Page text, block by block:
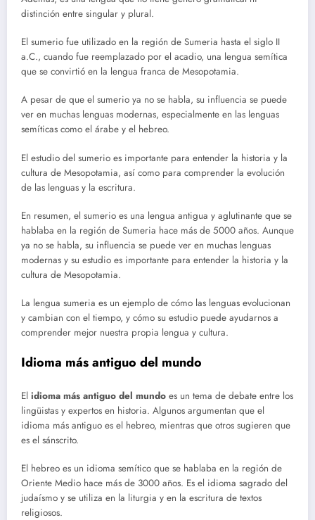
distinción entre singular y plural.
El sumerio fue utilizado en la región de Sumeria hasta el siglo II
a.C., cuando fue reemplazado por el acadio, una lengua semítica
que se convirtió en la lengua franca de Mesopotamia.
A pesar de que el sumerio ya no se habla, su influencia se puede
ver en muchas lenguas modernas, especialmente en las lenguas
semíticas como el árabe y el hebreo.
El estudio del sumerio es importante para entender la historia y la
cultura de Mesopotamia, así como para comprender la evolución
de las lenguas y la escritura.
En resumen, el sumerio es una lengua antigua y aglutinante que se
hablaba en la región de Sumeria hace más de 5000 años. Aunque
ya no se habla, su influencia se puede ver en muchas lenguas
modernas y su estudio es importante para entender la historia y la
cultura de Mesopotamia.
La lengua sumeria es un ejemplo de cómo las lenguas evolucionan
y cambian con el tiempo, y cómo su estudio puede ayudarnos a
comprender mejor nuestra propia lengua y cultura.
Idioma más antiguo del mundo
El idioma más antiguo del mundo es un tema de debate entre los
lingüistas y expertos en historia. Algunos argumentan que el
idioma más antiguo es el hebreo, mientras que otros sugieren que
es el sánscrito.
El hebreo es un idioma semítico que se hablaba en la región de
Oriente Medio hace más de 3000 años. Es el idioma sagrado del
judaísmo y se utiliza en la liturgia y en la escritura de textos
religiosos.